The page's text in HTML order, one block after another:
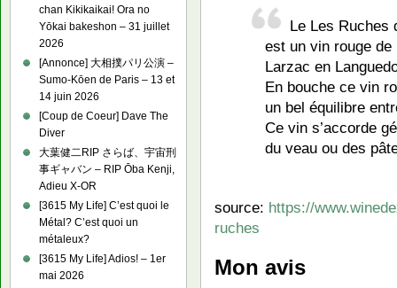
Le Les Ruches
est un vin rouge de
Larzac en
En bouche ce vin
un bel équilibre
Ce vin s’accorde
du veau ou des
source: https://
ruches
Mon avis
chan Kikikaikai! Ora no
Yōkai bakeshon – 31 juillet
2026
[Annonce] 大相撲パリ公演 –
Sumo-Kōen de Paris – 13 et
14 juin 2026
[Coup de Coeur] Dave The
Diver
大葉健二RIP さらば、宇宙刑
事ギャバン – RIP Ōba Kenji,
Adieu X-OR
[3615 My Life] C’est quoi le
Métal? C’est quoi un
métaleux?
[3615 My Life] Adios! – 1er
mai 2026